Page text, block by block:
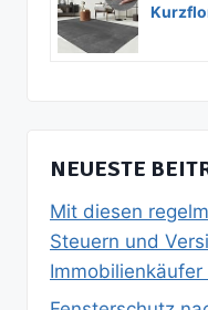
NEUESTE
Mit diesen
Steuern und
Immobilienkäufer